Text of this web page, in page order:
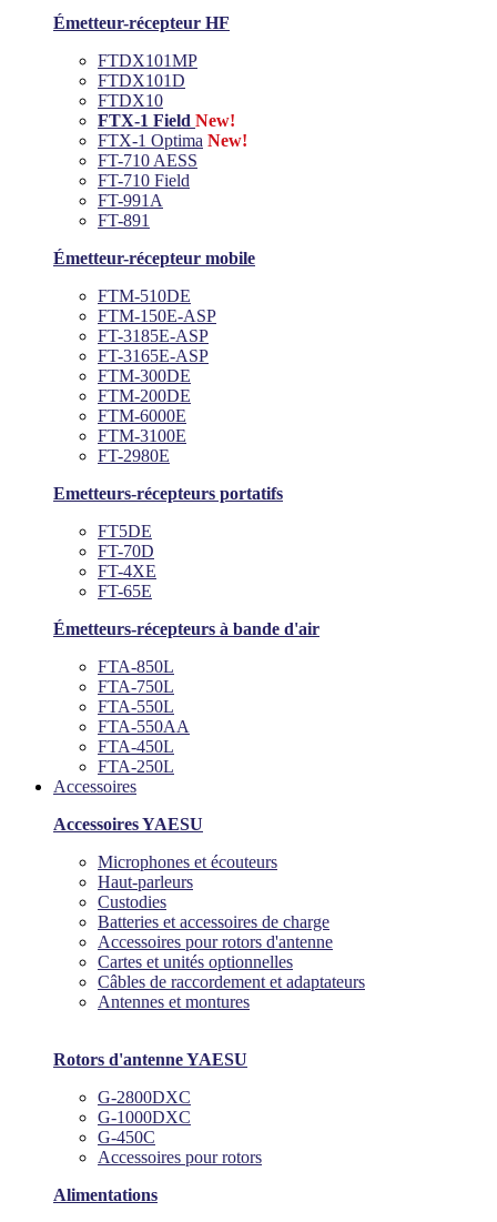
Émetteur-récepteur HF
FTDX101MP
FTDX101D
FTDX10
FTX-1 Field New!
FTX-1 Optima New!
FT-710 AESS
FT-710 Field
FT-991A
FT-891
Émetteur-récepteur mobile
FTM-510DE
FTM-150E-ASP
FT-3185E-ASP
FT-3165E-ASP
FTM-300DE
FTM-200DE
FTM-6000E
FTM-3100E
FT-2980E
Emetteurs-récepteurs portatifs
FT5DE
FT-70D
FT-4XE
FT-65E
Émetteurs-récepteurs à bande d'air
FTA-850L
FTA-750L
FTA-550L
FTA-550AA
FTA-450L
FTA-250L
Accessoires
Accessoires YAESU
Microphones et écouteurs
Haut-parleurs
Custodies
Batteries et accessoires de charge
Accessoires pour rotors d'antenne
Cartes et unités optionnelles
Câbles de raccordement et adaptateurs
Antennes et montures
Rotors d'antenne YAESU
G-2800DXC
G-1000DXC
G-450C
Accessoires pour rotors
Alimentations